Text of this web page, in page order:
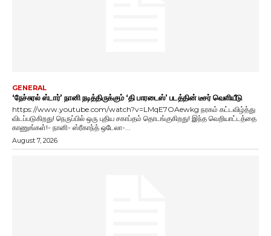
GENERAL
‘நேச்சுரல் ஸ்டார்’ நானி நடித்திருக்கும் ‘தி பாரடைஸ்’ படத்தின் டீசர் வெளியீடு
https://www.youtube.com/watch?v=LMqE7OAewkg நரகம் கட்டவிழ்த்து
விடப்படுகிறது! நெருப்பில் ஒரு புதிய சகாப்தம் தொடங்குகிறது! இந்த வெறியாட்டத்தை
காணுங்கள்!- நானி- ஸ்ரீகாந்த் ஒடேலா-...
August 7, 2026